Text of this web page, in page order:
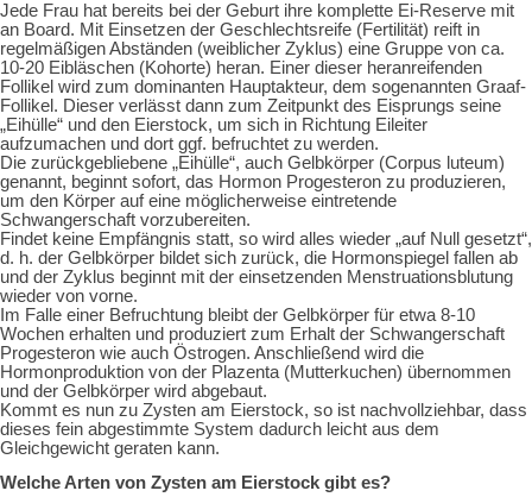
Jede Frau hat bereits bei der Geburt ihre komplette Ei-Reserve mit
an Board. Mit Einsetzen der Geschlechtsreife (Fertilität) reift in
regelmäßigen Abständen (weiblicher Zyklus) eine Gruppe von ca.
10-20 Eibläschen (Kohorte) heran. Einer dieser heranreifenden
Follikel wird zum dominanten Hauptakteur, dem sogenannten Graaf-
Follikel. Dieser verlässt dann zum Zeitpunkt des Eisprungs seine
„Eihülle“ und den Eierstock, um sich in Richtung Eileiter
aufzumachen und dort ggf. befruchtet zu werden.
Die zurückgebliebene „Eihülle“, auch Gelbkörper (Corpus luteum)
genannt, beginnt sofort, das Hormon Progesteron zu produzieren,
um den Körper auf eine möglicherweise eintretende
Schwangerschaft vorzubereiten.
Findet keine Empfängnis statt, so wird alles wieder „auf Null gesetzt“,
d. h. der Gelbkörper bildet sich zurück, die Hormonspiegel fallen ab
und der Zyklus beginnt mit der einsetzenden Menstruationsblutung
wieder von vorne.
Im Falle einer Befruchtung bleibt der Gelbkörper für etwa 8-10
Wochen erhalten und produziert zum Erhalt der Schwangerschaft
Progesteron wie auch Östrogen. Anschließend wird die
Hormonproduktion von der Plazenta (Mutterkuchen) übernommen
und der Gelbkörper wird abgebaut.
Kommt es nun zu Zysten am Eierstock, so ist nachvollziehbar, dass
dieses fein abgestimmte System dadurch leicht aus dem
Gleichgewicht geraten kann.
Welche Arten von Zysten am Eierstock gibt es?